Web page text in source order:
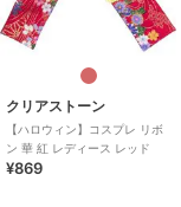
クリアストーン
【ハロウィン】コスプレ リボ
ン 華 紅 レディース レッド
¥869